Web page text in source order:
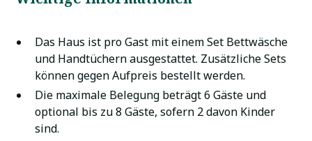
Das Haus ist pro Gast mit einem Set Bettwäsche
und Handtüchern ausgestattet. Zusätzliche Sets
können gegen Aufpreis bestellt werden.
Die maximale Belegung beträgt 6 Gäste und
optional bis zu 8 Gäste, sofern 2 davon Kinder
sind.